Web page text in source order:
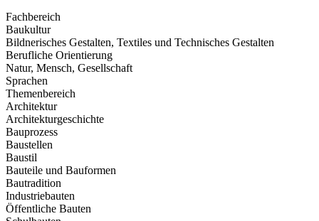
Fachbereich
Baukultur
Bildnerisches Gestalten, Textiles und Technisches Gestalten
Berufliche Orientierung
Natur, Mensch, Gesellschaft
Sprachen
Themenbereich
Architektur
Architekturgeschichte
Bauprozess
Baustellen
Baustil
Bauteile und Bauformen
Bautradition
Industriebauten
Öffentliche Bauten